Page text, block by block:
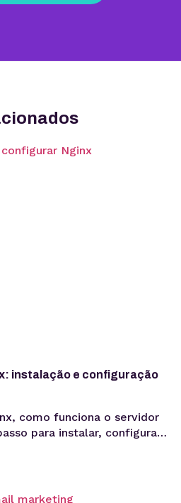
instalação e configuração
como funciona o servidor
para instalar, configurar
Nginx é um passo
desempenho e